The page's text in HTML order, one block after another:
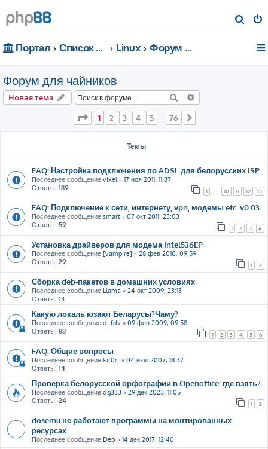
о
Портал Список форумов Linux Форум для чайников
Форум для чайников
Новая тема Поиск
Страница из 76
1 2 3 4 5 … 76
Темы
FAQ: Настройка подключения по ADSL для белорусских ISP
Последнее сообщение vixel« 17 ноя 2011, 11:37
Ответы: 189 1 10 11 12 13
FAQ: Подключение к сети, интернету, vpn, модемы etc. v0.03
Последнее сообщение smart « 07 окт 2011, 23:03
Ответы: 59 1 2 3 4
Установка драйверов для модема Intel536EP
Последнее сообщение [vampire] « 28 фев 2010, 09:59
Ответы: 29 1 2
Сборка deb-пакетов в домашних условиях.
Последнее сообщение Llama « 24 окт 2009, 23:13
Ответы: 13
Какую локаль юзают Беларусы?Чаму?
Последнее сообщение d_fdv « 09 фев 2009, 09:58
Ответы: 88 1 2 3 4 5 6
FAQ: Общие вопросы
Последнее сообщение kif0rt « 04 июл 2007, 18:37
Ответы: 14
Проверка белорусской орфографии в Openoffice: где взять?
Последнее сообщение dg333 « 29 дек 2023, 11:05
Ответы: 24 1 2
dosemu не работают программы на монтированных
ресурсах
Последнее сообщение Deb « 14 дек 2017, 12:40